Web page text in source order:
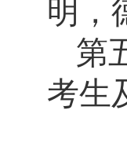
明，
第
考生